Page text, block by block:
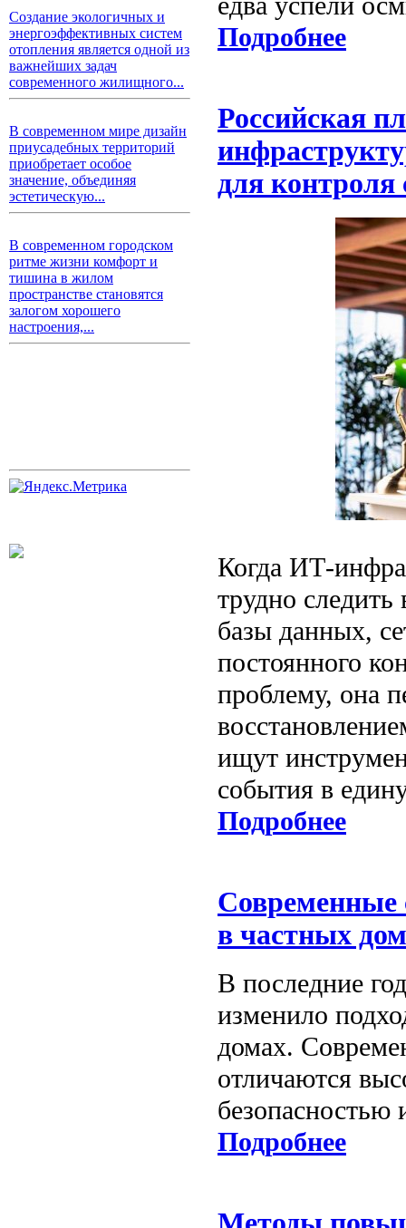
Создание экологичных и
энергоэффективных систем
отопления является одной из
важнейших задач
современного жилищного...
В современном мире дизайн
приусадебных территорий
приобретает особое
значение, объединяя
эстетическую...
В современном городском
ритме жизни комфорт и
тишина в жилом
пространстве становятся
залогом хорошего
настроения,...
Подробнее
Российская
для контроля
Когда ИТ-
трудно
базы данных,
постоянного
проблему, она
ищут
события в
Подробнее
Современные
в частных
В последние
изменило
домах.
отличаются
безопасностью
Подробнее